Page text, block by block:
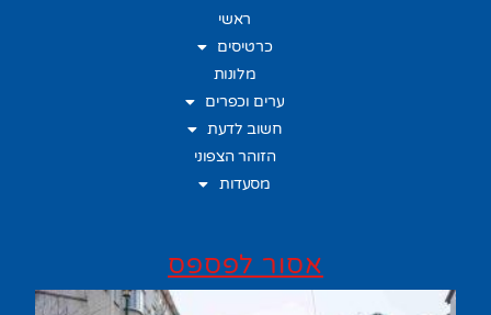
ראשי
כרטיסים
מלונות
ערים וכפרים
חשוב לדעת
הזוהר הצפוני
מסעדות
אסור לפספס